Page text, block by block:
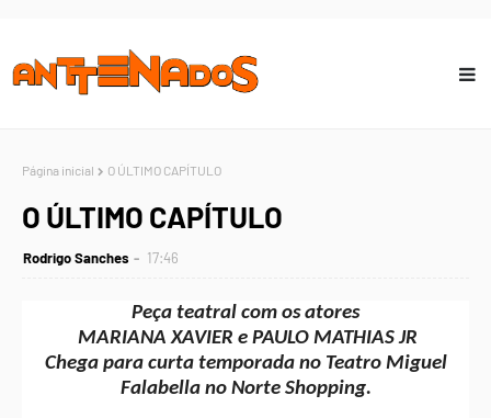
Página inicial O ÚLTIMO CAPÍTULO
O ÚLTIMO CAPÍTULO
Rodrigo Sanches 17:46
Peça teatral com os atores
MARIANA XAVIER e PAULO MATHIAS JR
Chega para curta temporada no Teatro Miguel
Falabella no Norte Shopping.